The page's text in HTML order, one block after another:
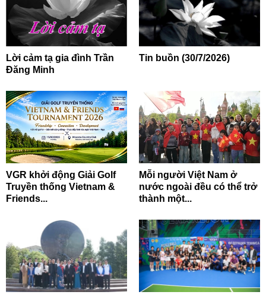
Lời cảm tạ gia đình Trần
Đăng Minh
Tin buồn (30/7/2026)
VGR khởi động Giải Golf
Truyền thống Vietnam &
Friends...
Mỗi người Việt Nam ở
nước ngoài đều có thể trở
thành một...